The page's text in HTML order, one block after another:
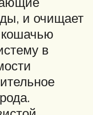
и очищает
кошачью
в